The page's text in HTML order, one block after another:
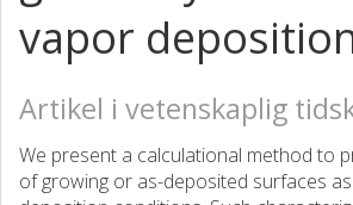
vapor
Artikel i vetenskaplig
We present a calculational method to
of growing or as-deposited surfaces